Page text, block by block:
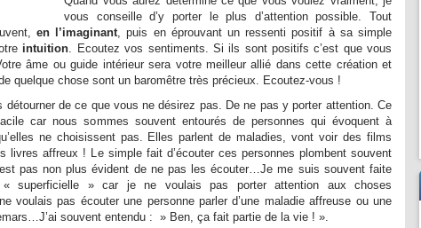
vous conseille d’y porter le plus d’attention possible. Tout
en l’imaginant, puis en éprouvant un ressenti positif à sa simple
intuition. Ecoutez vos sentiments. Si ils sont positifs c’est que vous
âme ou guide intérieur sera votre meilleur allié dans cette création et
quelque chose sont un baromêtre très précieux. Ecoutez-vous !
de ce que vous ne désirez pas. De ne pas y porter attention. Ce
car nous sommes souvent entourés de personnes qui évoquent à
ne choisissent pas. Elles parlent de maladies, vont voir des films
livres affreux ! Le simple fait d’écouter ces personnes plombent souvent
pas non plus évident de ne pas les écouter…Je me suis souvent faite
superficielle » car je ne voulais pas porter attention aux choses
voulais pas écouter une personne parler d’une maladie affreuse ou une
souvent entendu : » Ben, ça fait partie de la vie ! ».